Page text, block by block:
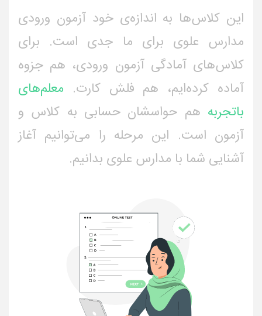
این کلاس‌ها به اندازه‌ی خود آزمون ورودی
مدارس علوی برای ما جدی است. برای
کلاس‌های آمادگی آزمون ورودی، هم جزوه
آماده کرده‌ایم، هم فلش کارت. معلم‌های
باتجربه هم حواسشان حسابی به کلاس و
آزمون است. این مرحله را می‌توانیم آغاز
آشنایی شما با مدارس علوی بدانیم.